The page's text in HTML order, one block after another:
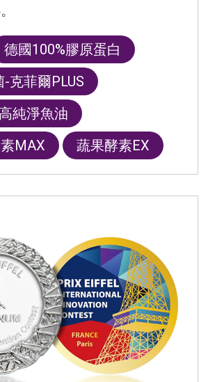
德國100%膠原蛋白
克菲爾PLUS
純淨魚油
MAX
蔬果酵素EX